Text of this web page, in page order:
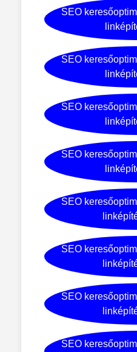
SEO
SEO
SEO
SEO
SEO
SEO
SEO
SEO